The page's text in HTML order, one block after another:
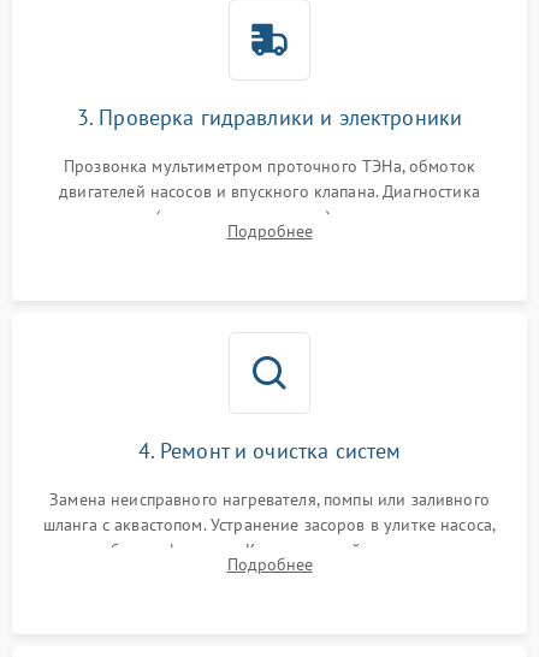
3. Проверка гидравлики и электроники
Прозвонка мультиметром проточного ТЭНа, обмоток
двигателей насосов и впускного клапана. Диагностика
прессостата (датчика уровня воды), датчика мутности,
концевика дверцы и электронного модуля управления.
Подробнее
4. Ремонт и очистка систем
Замена неисправного нагревателя, помпы или заливного
шланга с аквастопом. Устранение засоров в улитке насоса,
патрубках и фильтрах. Компонентный ремонт платы
управления, восстановление поврежденной проводки.
Подробнее